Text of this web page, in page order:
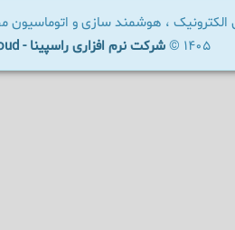
الکترونیک ، هوشمند سازی و
1405 ©
شرکت نرم افزاری راسپینا - Raspina Cloud